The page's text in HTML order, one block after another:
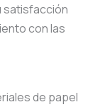
satisfacción
con las
de papel